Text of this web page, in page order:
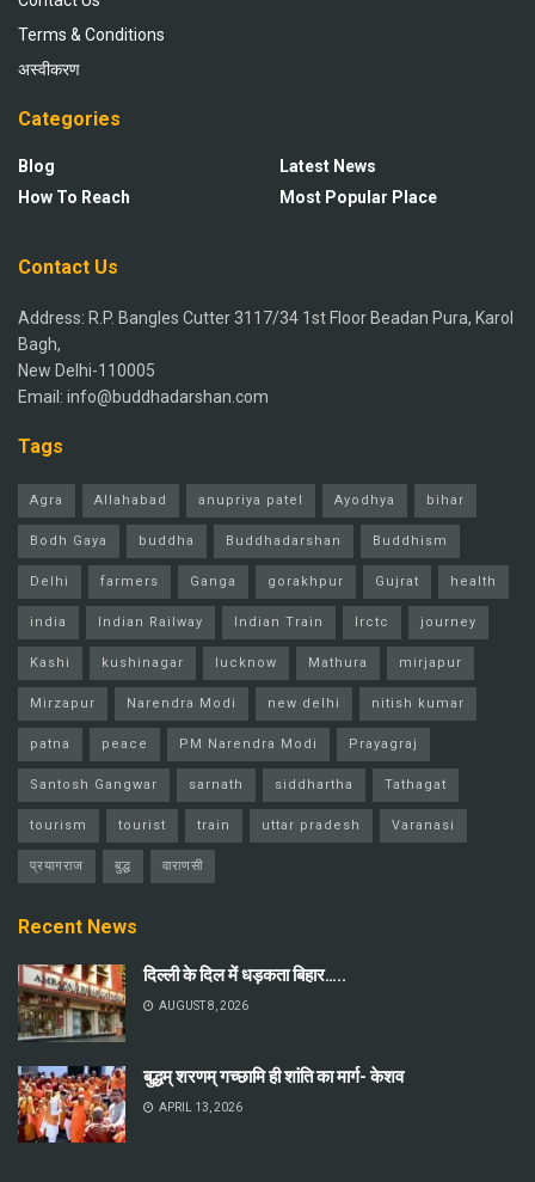
Terms & Conditions
अस्वीकरण
Categories
Blog
How To Reach
Latest News
Most Popular Place
Contact Us
Address: R.P. Bangles Cutter 3117/34 1st Floor Beadan Pura, Karol
Bagh,
New Delhi-110005
Email: info@buddhadarshan.com
Tags
Agra Allahabad anupriya patel Ayodhya bihar
Bodh Gaya buddha Buddhadarshan Buddhism
Delhi farmers Ganga gorakhpur Gujrat health
india Indian Railway Indian Train Irctc journey
Kashi kushinagar lucknow Mathura mirjapur
Mirzapur Narendra Modi new delhi nitish kumar
patna peace PM Narendra Modi Prayagraj
Santosh Gangwar sarnath siddhartha Tathagat
tourism tourist train uttar pradesh Varanasi
प्रयागराज बुद्ध वाराणसी
Recent News
दिल्ली के दिल में धड़कता बिहार…..
AUGUST 8, 2026
बुद्धम् शरणम् गच्छामि ही शांति का मार्ग- केशव
APRIL 13, 2026